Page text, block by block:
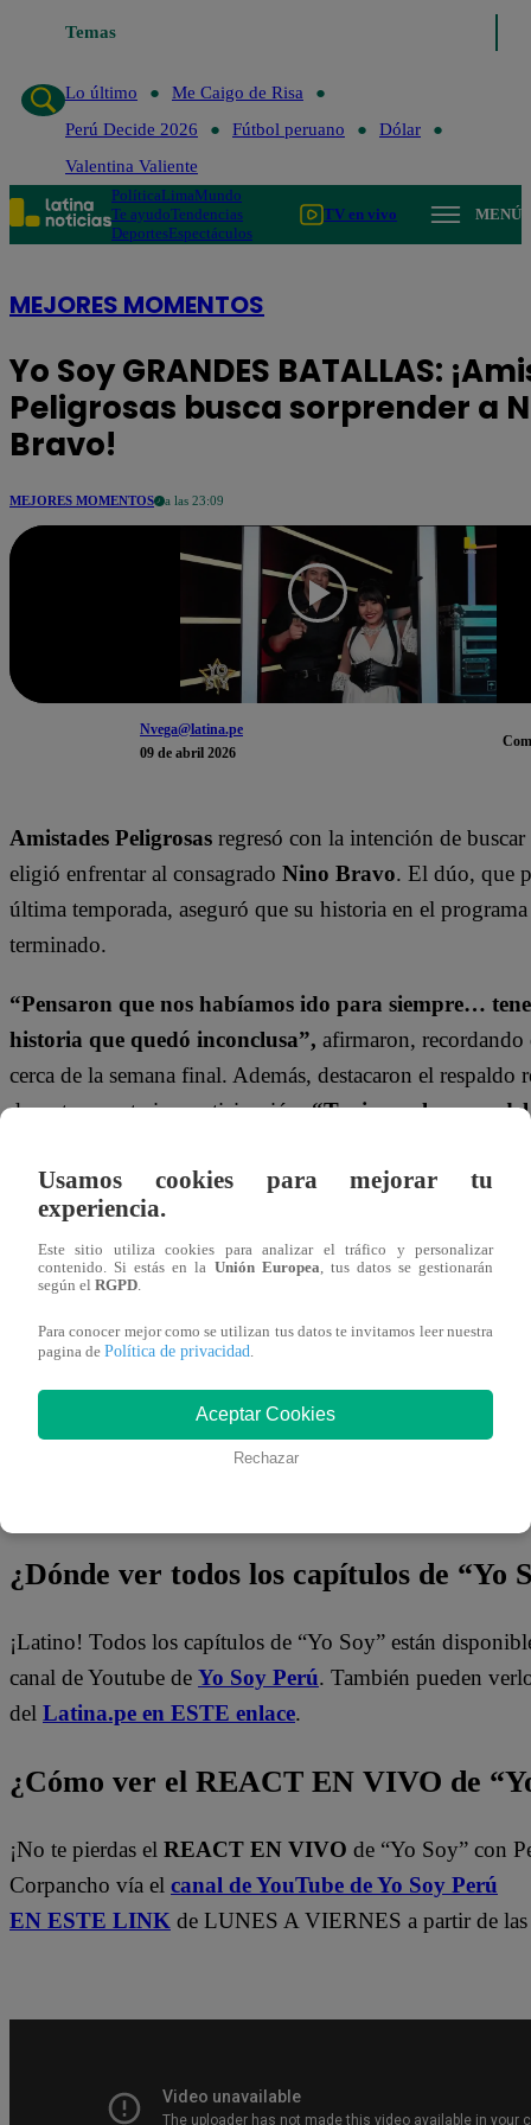
Temas
Lo último
Me Caigo de Risa
Perú Decide 2026
Fútbol peruano
Dólar
Valentina Valiente
PolíticaLimaMundo
Te ayudoTendencias
DeportesEspectáculos
TV en vivo MENÚ
MEJORES MOMENTOS
Yo Soy GRANDES BATALLAS:
Peligrosas busca sorprender a
Bravo!
MEJORES MOMENTOS a las 23:09
Nvega@latina.pe
09 de abril 2026
Amistades Peligrosas regresó con la intención de
eligió enfrentar al consagrado Nino Bravo. El dúo, que
última temporada, aseguró que su historia en el
terminado.
“Pensaron que nos habíamos ido para siempre…
historia que quedó inconclusa”, afirmaron, recordando
cerca de la semana final. Además, destacaron el respaldo
durante su anterior participación.“Tuvimos el apoyo
Al momento del reto, no dudaron.
desatando un nuevo enfrentamiento. El consagrado, tras
aceptó el duelo y ambos pasaron al escenario.
No te olvides de unirte a nuestro
¡No te pierdas de contenido y noticias
los talentos, obtén datos inéditos y noticias de última
¿Dónde ver todos los capítulos de “Yo
¡Latino! Todos los capítulos de “Yo Soy” están
canal de Youtube de Yo Soy Perú. También pueden
del Latina.pe en ESTE enlace.
¿Cómo ver el REACT EN VIVO de
¡No te pierdas el REACT EN VIVO de “Yo Soy” con
Corpancho vía el canal de YouTube de Yo Soy Perú
EN ESTE LINK de LUNES A VIERNES a partir de
Usamos cookies para mejorar tu
experiencia.
Este sitio utiliza cookies para analizar el tráfico y personalizar
contenido. Si estás en la Unión Europea, tus datos se gestionarán
según el RGPD.
Para conocer mejor como se utilizan tus datos te invitamos leer nuestra
pagina de Política de privacidad.
Aceptar Cookies
Rechazar